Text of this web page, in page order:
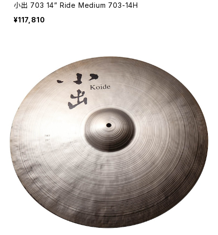
小出 703 14” Ride Medium 703-14H
¥117,810